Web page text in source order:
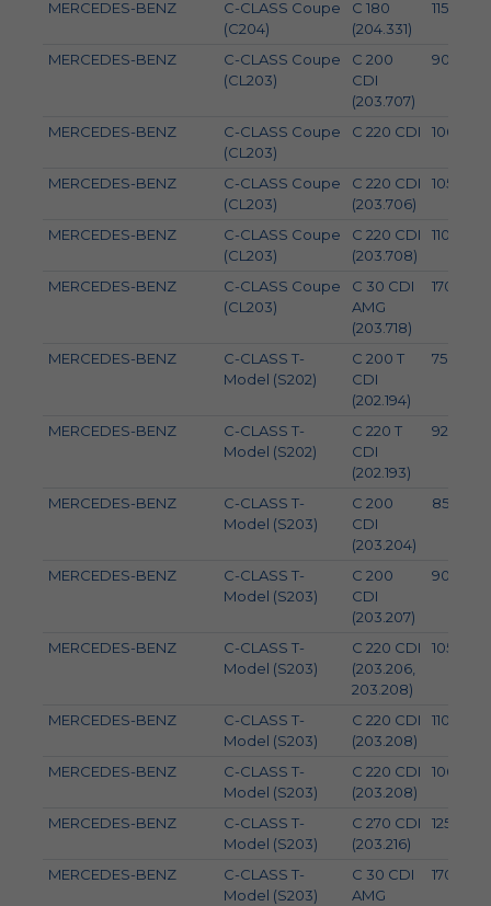
MERCEDES-BENZ
C-CLASS Coupe
(C204)
C 180
(204.331)
115
MERCEDES-BENZ
C-CLASS Coupe
(CL203)
C 200
CDI
(203.707)
90
MERCEDES-BENZ
C-CLASS Coupe
(CL203)
C 220 CDI 100
MERCEDES-BENZ
C-CLASS Coupe
(CL203)
C 220 CDI
(203.706)
105
MERCEDES-BENZ
C-CLASS Coupe
(CL203)
C 220 CDI
(203.708)
110
MERCEDES-BENZ
C-CLASS Coupe
(CL203)
C 30 CDI
AMG
(203.718)
170
MERCEDES-BENZ
C-CLASS T-
Model (S202)
C 200 T
CDI
(202.194)
75
MERCEDES-BENZ
C-CLASS T-
Model (S202)
C 220 T
CDI
(202.193)
92
MERCEDES-BENZ
C-CLASS T-
Model (S203)
C 200
CDI
(203.204)
85
MERCEDES-BENZ
C-CLASS T-
Model (S203)
C 200
CDI
(203.207)
90
MERCEDES-BENZ
C-CLASS T-
Model (S203)
C 220 CDI
(203.206,
203.208)
105
MERCEDES-BENZ
C-CLASS T-
Model (S203)
C 220 CDI
(203.208)
110
MERCEDES-BENZ
C-CLASS T-
Model (S203)
C 220 CDI
(203.208)
100
MERCEDES-BENZ
C-CLASS T-
Model (S203)
C 270 CDI
(203.216)
125
MERCEDES-BENZ
C-CLASS T-
Model (S203)
C 30 CDI
AMG
170